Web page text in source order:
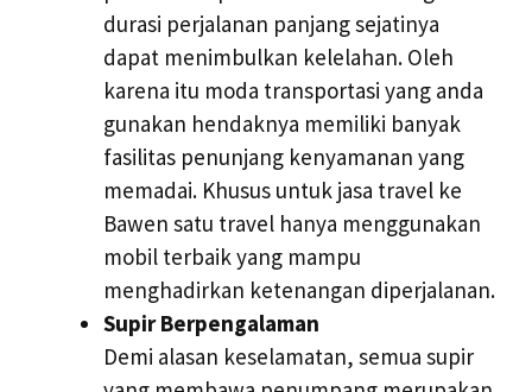
durasi perjalanan panjang sejatinya
dapat menimbulkan kelelahan. Oleh
karena itu moda transportasi yang anda
gunakan hendaknya memiliki banyak
fasilitas penunjang kenyamanan yang
memadai. Khusus untuk jasa travel ke
Bawen satu travel hanya menggunakan
mobil terbaik yang mampu
menghadirkan ketenangan diperjalanan.
Supir Berpengalaman
Demi alasan keselamatan, semua supir